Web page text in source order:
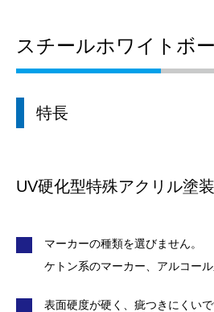
スチールホワイトボ
特長
UV硬化型特殊アクリル塗
マーカーの種類を選びません。
ケトン系のマーカー、アルコー
表面硬度が硬く、疵つきにくいで